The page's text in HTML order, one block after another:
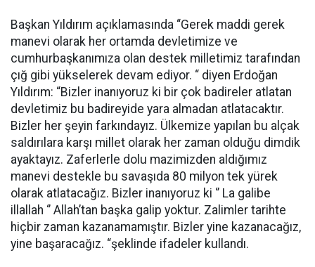
Başkan Yıldırım açıklamasında “Gerek maddi gerek
manevi olarak her ortamda devletimize ve
cumhurbaşkanımıza olan destek milletimiz tarafından
çığ gibi yükselerek devam ediyor. “ diyen Erdoğan
Yıldırım: “Bizler inanıyoruz ki bir çok badireler atlatan
devletimiz bu badireyide yara almadan atlatacaktır.
Bizler her şeyin farkındayız. Ülkemize yapılan bu alçak
saldırılara karşı millet olarak her zaman olduğu dimdik
ayaktayız. Zaferlerle dolu mazimizden aldığımız
manevi destekle bu savaşıda 80 milyon tek yürek
olarak atlatacağız. Bizler inanıyoruz ki ‘’ La galibe
illallah ‘’ Allah’tan başka galip yoktur. Zalimler tarihte
hiçbir zaman kazanamamıştır. Bizler yine kazanacağız,
yine başaracağız. “şeklinde ifadeler kullandı.